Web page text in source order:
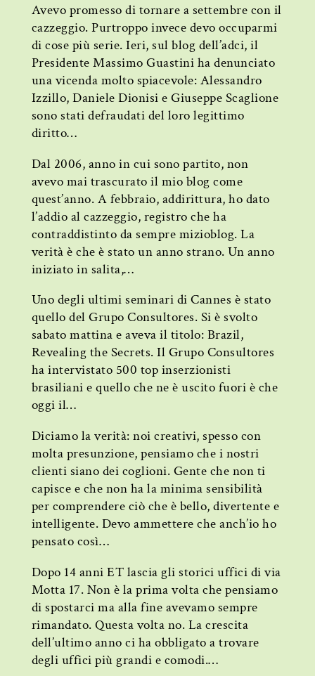
Avevo promesso di tornare a settembre con il
cazzeggio. Purtroppo invece devo occuparmi
di cose più serie. Ieri, sul blog dell’adci, il
Presidente Massimo Guastini ha denunciato
una vicenda molto spiacevole: Alessandro
Izzillo, Daniele Dionisi e Giuseppe Scaglione
sono stati defraudati del loro legittimo
diritto…
Dal 2006, anno in cui sono partito, non
avevo mai trascurato il mio blog come
quest’anno. A febbraio, addirittura, ho dato
l’addio al cazzeggio, registro che ha
contraddistinto da sempre mizioblog. La
verità è che è stato un anno strano. Un anno
iniziato in salita,…
Uno degli ultimi seminari di Cannes è stato
quello del Grupo Consultores. Si è svolto
sabato mattina e aveva il titolo: Brazil,
Revealing the Secrets. Il Grupo Consultores
ha intervistato 500 top inserzionisti
brasiliani e quello che ne è uscito fuori è che
oggi il…
Diciamo la verità: noi creativi, spesso con
molta presunzione, pensiamo che i nostri
clienti siano dei coglioni. Gente che non ti
capisce e che non ha la minima sensibilità
per comprendere ciò che è bello, divertente e
intelligente. Devo ammettere che anch’io ho
pensato così…
Dopo 14 anni ET lascia gli storici uffici di via
Motta 17. Non è la prima volta che pensiamo
di spostarci ma alla fine avevamo sempre
rimandato. Questa volta no. La crescita
dell’ultimo anno ci ha obbligato a trovare
degli uffici più grandi e comodi.…